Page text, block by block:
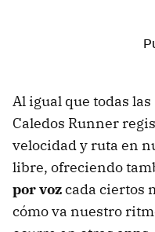
Al igual que todas
Caledos Runner
velocidad y ruta en
libre, ofreciendo
por vozcada ciertos
cómo va nuestro